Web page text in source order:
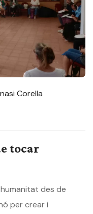
Corella
tocar
des de
per crear i